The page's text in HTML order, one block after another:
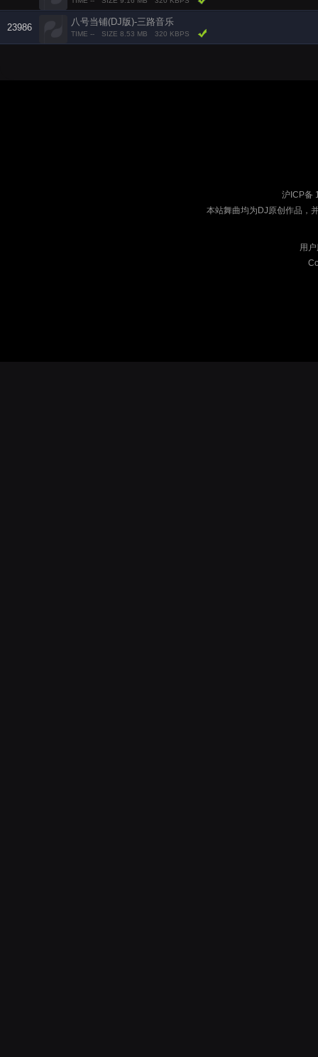
23986
八号当铺(DJ版)-三路音乐
TIME -- SIZE 8.53 MB 320 KBPS
沪ICP备
本站舞曲均为DJ原创作品，
用